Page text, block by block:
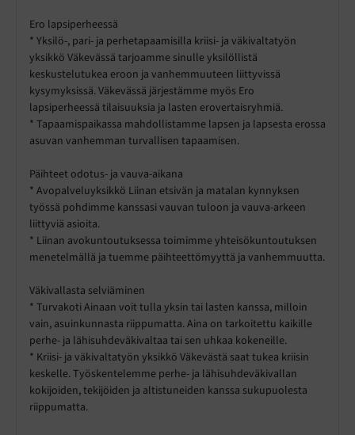
Ero lapsiperheessä
* Yksilö-, pari- ja perhetapaamisilla kriisi- ja väkivaltatyön
yksikkö Väkevässä tarjoamme sinulle yksilöllistä
keskustelutukea eroon ja vanhemmuuteen liittyvissä
kysymyksissä. Väkevässä järjestämme myös Ero
lapsiperheessä tilaisuuksia ja lasten erovertaisryhmiä.
* Tapaamispaikassa mahdollistamme lapsen ja lapsesta erossa
asuvan vanhemman turvallisen tapaamisen.
Päihteet odotus- ja vauva-aikana
* Avopalveluyksikkö Liinan etsivän ja matalan kynnyksen
työssä pohdimme kanssasi vauvan tuloon ja vauva-arkeen
liittyviä asioita.
* Liinan avokuntoutuksessa toimimme yhteisökuntoutuksen
menetelmällä ja tuemme päihteettömyyttä ja vanhemmuutta.
Väkivallasta selviäminen
* Turvakoti Ainaan voit tulla yksin tai lasten kanssa, milloin
vain, asuinkunnasta riippumatta. Aina on tarkoitettu kaikille
perhe- ja lähisuhdeväkivaltaa tai sen uhkaa kokeneille.
* Kriisi- ja väkivaltatyön yksikkö Väkevästä saat tukea kriisin
keskelle. Työskentelemme perhe- ja lähisuhdeväkivallan
kokijoiden, tekijöiden ja altistuneiden kanssa sukupuolesta
riippumatta.